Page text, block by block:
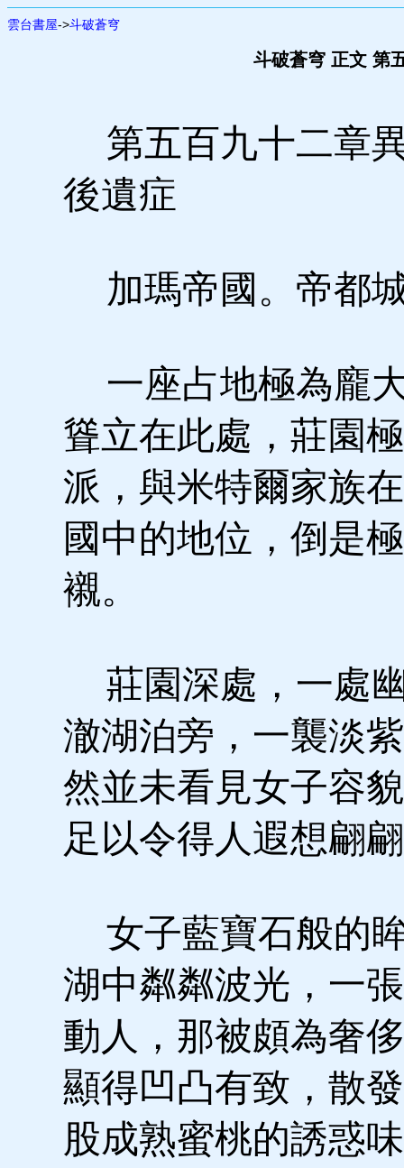
雲台書屋->斗破蒼穹
斗破蒼穹 正文 第
第五百九十二章
後遺症
加瑪帝國。帝都
一座占地極為龐
聳立在此處，莊園
派，與米特爾家族
國中的地位，倒是
襯。
莊園深處，一處
澈湖泊旁，一襲淡
然並未看見女子容
足以令得人遐想翩
女子藍寶石般的
湖中粼粼波光，一
動人，那被頗為奢
顯得凹凸有致，散
股成熟蜜桃的誘惑